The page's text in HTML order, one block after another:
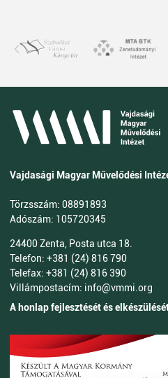
Vajdasági Magyar Művelődési
Törzsszám: 08891893
Adószám: 105720345
24400 Zenta, Posta utca 18.
Telefon: +381 (24) 816 790
Telefax: +381 (24) 816 390
Villámpostacím: info@vmmi.org
A honlap fejlesztését és